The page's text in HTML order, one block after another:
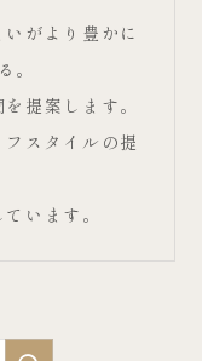
がより豊かに
。
提案します。
スタイルの提
います。